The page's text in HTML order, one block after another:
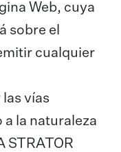
Web, cuya
sobre el
cualquier
vías
a la naturaleza
STRATOR